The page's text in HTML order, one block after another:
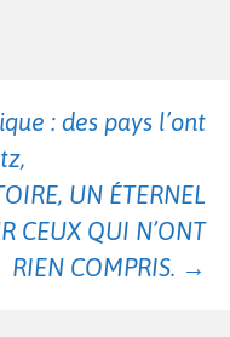
: des pays l’ont
UN ÉTERNEL
CEUX QUI N’ONT
RIEN COMPRIS. →